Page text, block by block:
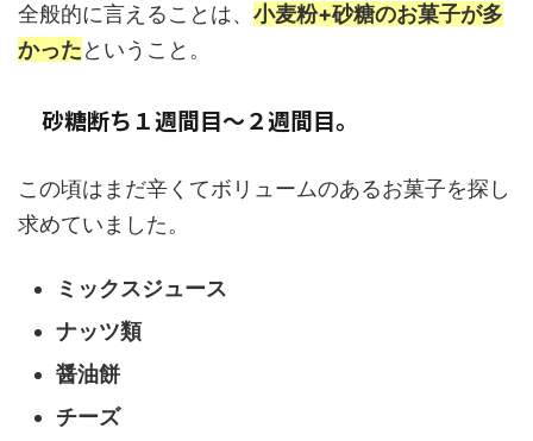
全般的に言えることは、 小麦粉+砂糖のお菓子が多
かったということ。
砂糖断ち１週間目～２週間目。
この頃はまだ辛くてボリュームのあるお菓子を探し
求めていました。
ミックスジュース
ナッツ類
醤油餅
チーズ